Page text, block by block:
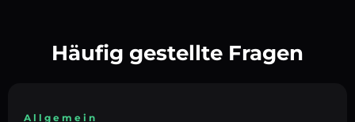
Häufig gestellte Fragen
Allgemein